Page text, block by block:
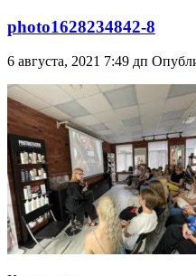
photo1628234842-8
6 августа, 2021 7:49 дп